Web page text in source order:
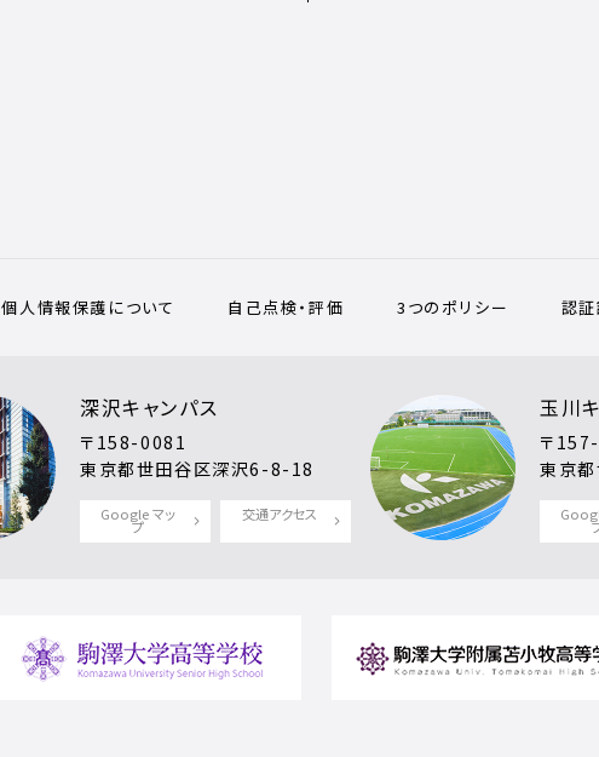
個人情報保護について 自己点検・評価 3つのポリシー 認
深沢キャンパス
〒158-0081
東京都世田谷区深沢6-8-18
Google マッ
プ
交通アクセス
玉川
〒
東京